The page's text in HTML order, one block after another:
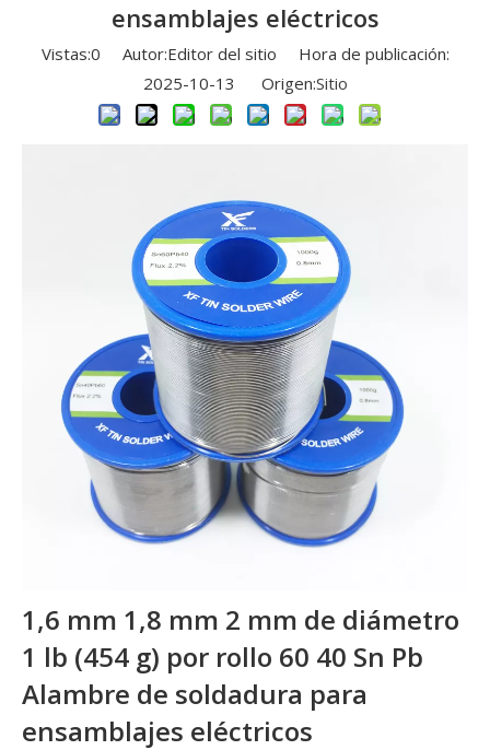
ensamblajes eléctricos
Vistas:0 Autor:Editor del sitio Hora de publicación:
2025-10-13 Origen:Sitio
1,6 mm 1,8 mm 2 mm de diámetro
1 lb (454 g) por rollo 60 40 Sn Pb
Alambre de soldadura para
ensamblajes eléctricos